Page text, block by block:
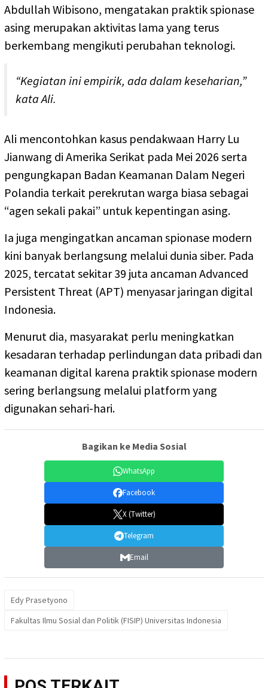
Abdullah Wibisono, mengatakan praktik spionase
asing merupakan aktivitas lama yang terus
berkembang mengikuti perubahan teknologi.
“Kegiatan ini empirik, ada dalam keseharian,”
kata Ali.
Ali mencontohkan kasus pendakwaan Harry Lu
Jianwang di Amerika Serikat pada Mei 2026 serta
pengungkapan Badan Keamanan Dalam Negeri
Polandia terkait perekrutan warga biasa sebagai
“agen sekali pakai” untuk kepentingan asing.
Ia juga mengingatkan ancaman spionase modern
kini banyak berlangsung melalui dunia siber. Pada
2025, tercatat sekitar 39 juta ancaman Advanced
Persistent Threat (APT) menyasar jaringan digital
Indonesia.
Menurut dia, masyarakat perlu meningkatkan
kesadaran terhadap perlindungan data pribadi dan
keamanan digital karena praktik spionase modern
sering berlangsung melalui platform yang
digunakan sehari-hari.
Bagikan ke Media Sosial
WhatsApp
Facebook
X (Twitter)
Telegram
Email
Edy Prasetyono
Fakultas Ilmu Sosial dan Politik (FISIP) Universitas Indonesia